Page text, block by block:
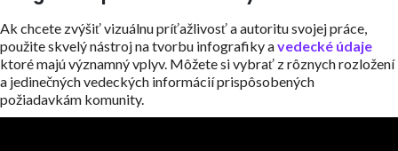
Ak chcete zvýšiť vizuálnu príťažlivosť a autoritu svojej práce,
použite skvelý nástroj na tvorbu infografiky avedecké údaje
ktoré majú významný vplyv. Môžete si vybrať z rôznych rozložení
a jedinečných vedeckých informácií prispôsobených
požiadavkám komunity.